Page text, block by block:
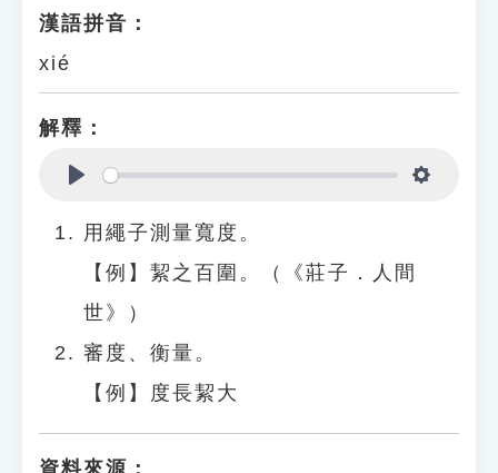
漢語拼音：
xié
解釋：
用繩子測量寬度。
【例】絜之百圍。（《莊子．人間
世》）
審度、衡量。
【例】度長絜大
資料來源：